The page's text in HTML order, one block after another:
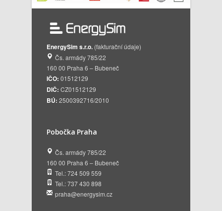
EnergySim s.r.o. (fakturační údaje)
Čs. armády 785/22
160 00 Praha 6 – Bubeneč
IČO: 01512129
DIČ: CZ01512129
BÚ: 2500392716/2010
Pobočka Praha
Čs. armády 785/22
160 00 Praha 6 – Bubeneč
Tel.: 724 509 559
Tel.: 737 430 898
praha@energysim.cz